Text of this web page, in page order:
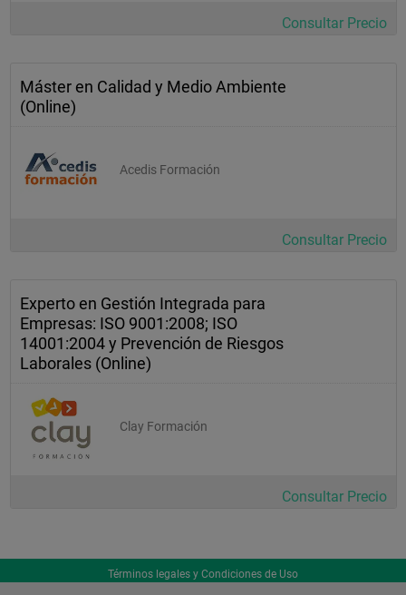
Consultar Precio
Máster en Calidad y Medio Ambiente
(Online)
Acedis Formación
Consultar Precio
Experto en Gestión Integrada para
Empresas: ISO 9001:2008; ISO
14001:2004 y Prevención de Riesgos
Laborales (Online)
Clay Formación
Consultar Precio
Términos legales y Condiciones de Uso